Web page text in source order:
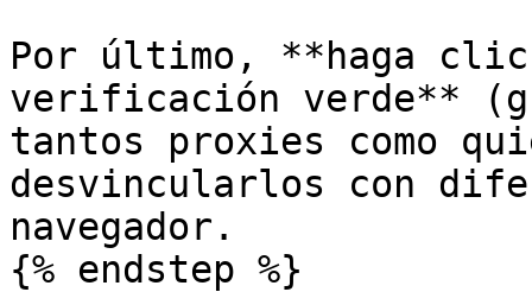
Por último, **haga clic
verificación verde**
tantos proxies como
desvincularlos con
navegador.
{% endstep %}